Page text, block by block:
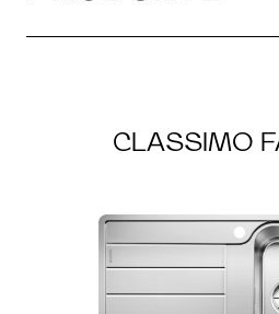
CLASSIMO